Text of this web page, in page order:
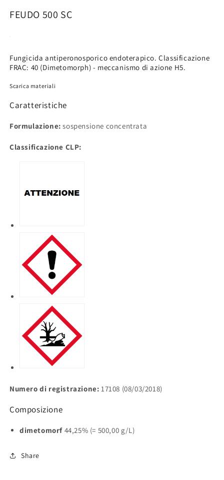
-
-
FEUDO 500 SC
Fungicida antiperonosporico endoterapico. Classificazione
FRAC: 40 (Dimetomorph) - meccanismo di azione H5.
Scarica materiali
Caratteristiche
Formulazione: sospensione concentrata
Classificazione CLP:
Numero di registrazione: 17108 (08/03/2018)
Composizione
dimetomorf 44,25% (= 500,00 g/L)
Share